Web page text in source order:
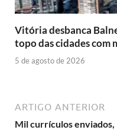
Vitória desbanca
topo das cidades com
5 de agosto de 2026
ARTIGO ANTERIOR
Mil currículos enviados,